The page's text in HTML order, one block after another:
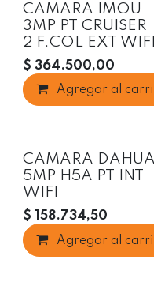
CAMARA IMOU
3MP PT CRUISER
2 F.COL EXT WIFI
$ 364.500,00
Agregar al
CAMARA DAHUA
5MP H5A PT INT
WIFI
$ 158.734,50
Agregar al